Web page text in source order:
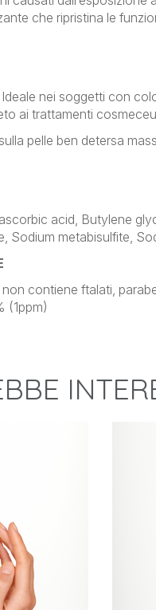
che ripristina le
Ideale nei soggetti con
ai trattamenti
pelle ben detersa
acid, Butylene
Sodium metabisulfite,
contiene ftalati,
(1ppm)